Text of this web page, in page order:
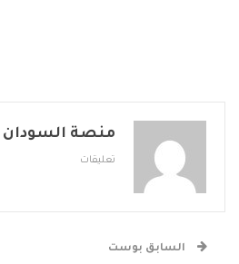
منصة السودان
تعليقات
السابق بوست